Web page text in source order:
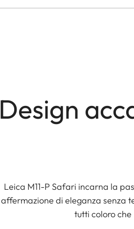
Design
Leica M11-P Safari incarna la
affermazione di eleganza senza
tutti coloro